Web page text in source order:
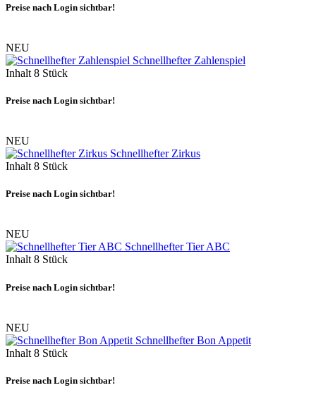
Preise nach Login sichtbar!
NEU
Schnellhefter Zahlenspiel
Inhalt 8 Stück
Preise nach Login sichtbar!
NEU
Schnellhefter Zirkus
Inhalt 8 Stück
Preise nach Login sichtbar!
NEU
Schnellhefter Tier ABC
Inhalt 8 Stück
Preise nach Login sichtbar!
NEU
Schnellhefter Bon Appetit
Inhalt 8 Stück
Preise nach Login sichtbar!